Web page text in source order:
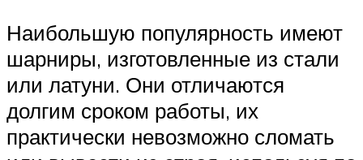
Наибольшую популярность имеют
шарниры, изготовленные из стали
или латуни. Они отличаются
долгим сроком работы, их
практически невозможно сломать